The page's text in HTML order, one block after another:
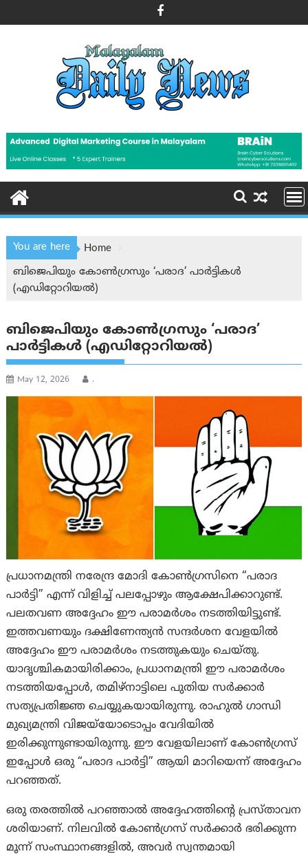
to
You are here
Home
ബിജെപിയും കോൺഗ്രസും ‘പരാദ’ പാര്‍ട്ടികള്‍
(എഡിറ്റോറിയല്‍)
ബിജെപിയും കോൺഗ്രസും ‘പരാദ’
പാര്‍ട്ടികള്‍ (എഡിറ്റോറിയല്‍)
May 12, 2026 .
പ്രധാനമന്ത്രി നരേന്ദ്ര മോദി കോൺഗ്രസിനെ “പരാദ
പാർട്ടി” എന്ന് വിളിച്ച് പലപ്പോഴും ആക്ഷേപിക്കാറുണ്ട്.
പലതവണ അദ്ദേഹം ഈ പരാമർശം നടത്തിയിട്ടുണ്ട്.
ഇത്തവണയും ദക്ഷിണേന്ത്യൻ സന്ദർശന വേളയിൽ
അദ്ദേഹം ഈ പരാമർശം നടത്തുകയും ചെയ്തു.
യാദൃശ്ചികമായിരിക്കാം, പ്രധാനമന്ത്രി ഈ പരാമർശം
നടത്തിയപ്പോൾ, തമിഴ്‌നാട്ടിലെ പുതിയ സർക്കാർ
സത്യപ്രതിജ്ഞ ചെയ്യുകയായിരുന്നു. രാഹുൽ ഗാന്ധി
മുഖ്യമന്ത്രി വിജയ്‌യോടൊപ്പം വേദിയിൽ
ഇരിക്കുന്നുണ്ടായിരുന്നു. ഈ വേളയിലാണ് കോൺഗ്രസ്
ഇപ്പോൾ ഒരു “പരാദ പാർട്ടി” ആയി മാറിയെന്ന് അദ്ദേഹം
പറഞ്ഞത്.
ഒരു തരത്തില്‍ പറഞ്ഞാല്‍ അദ്ദേഹത്തിന്റെ പ്രസ്താവന
ശരിയാണ്. നിലവിൽ കോൺഗ്രസ് സർക്കാർ ഭരിക്കുന്ന
മൂന്ന് സംസ്ഥാനങ്ങളിൽ, അവർ സ്വന്തമായി